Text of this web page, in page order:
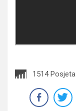
1514 Posjeta